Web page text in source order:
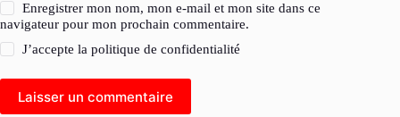
Enregistrer mon nom, mon e-mail et mon site dans ce
navigateur pour mon prochain commentaire.
J’accepte lapolitique de confidentialité
Laisser un commentaire